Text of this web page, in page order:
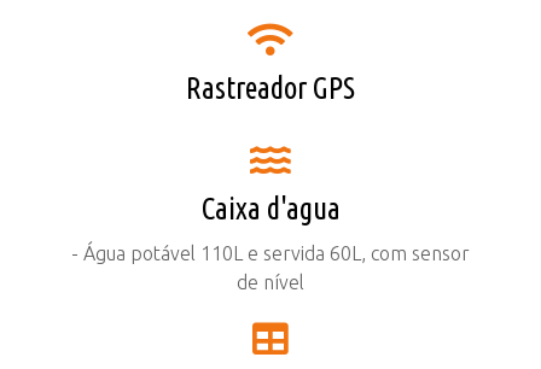
Rastreador GPS
Caixa d'agua
- Água potável 110L e servida 60L, com sensor
de nível